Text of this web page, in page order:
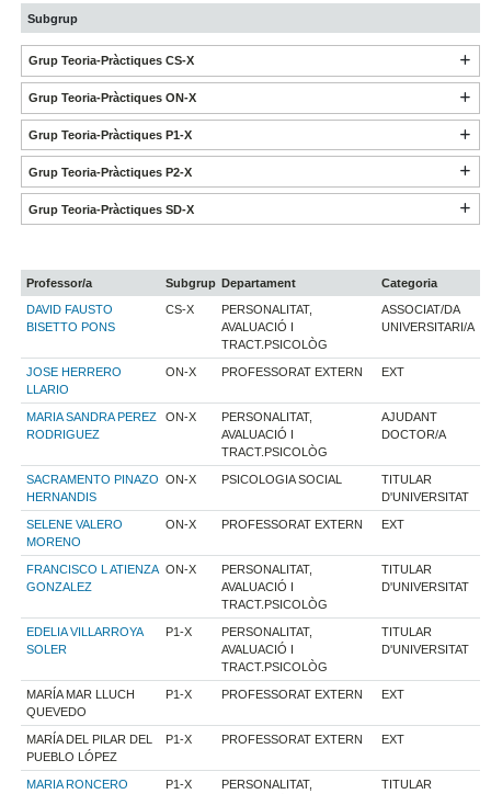
Subgrup
Grup Teoria-Pràctiques CS-X
Grup Teoria-Pràctiques ON-X
Grup Teoria-Pràctiques P1-X
Grup Teoria-Pràctiques P2-X
Grup Teoria-Pràctiques SD-X
Professor/a Subgrup Departament
Categoria
DAVID FAUSTO
BISETTO PONS
CS-X
PERSONALITAT,
AVALUACIÓ I
TRACT.PSICOLÒG
ASSOCIAT/DA
UNIVERSITARI/A
JOSE HERRERO
LLARIO
ON-X PROFESSORAT EXTERN EXT
MARIA SANDRA PEREZ
RODRIGUEZ
ON-X
PERSONALITAT,
AVALUACIÓ I
TRACT.PSICOLÒG
AJUDANT
DOCTOR/A
SACRAMENTO PINAZO
HERNANDIS
ON-X PSICOLOGIA SOCIAL
TITULAR
D'UNIVERSITAT
SELENE VALERO
MORENO
ON-X PROFESSORAT EXTERN EXT
FRANCISCO L ATIENZA
GONZALEZ
ON-X
PERSONALITAT,
AVALUACIÓ I
TRACT.PSICOLÒG
TITULAR
D'UNIVERSITAT
EDELIA VILLARROYA
SOLER
P1-X
PERSONALITAT,
AVALUACIÓ I
TRACT.PSICOLÒG
TITULAR
D'UNIVERSITAT
MARÍA MAR LLUCH
QUEVEDO
P1-X PROFESSORAT EXTERN EXT
MARÍA DEL PILAR DEL
PUEBLO LÓPEZ
P1-X PROFESSORAT EXTERN EXT
MARIA RONCERO
P1-X
PERSONALITAT,
TITULAR